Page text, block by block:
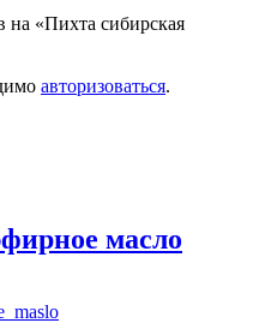
на «Пихта сибирская
авторизоваться.
масло